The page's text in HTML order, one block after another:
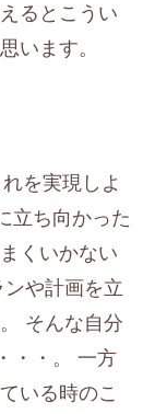
るとこうい
います。
を実現しよ
立ち向かった
くいかない
や計画を立
そんな自分
・・。 一方
いる時のこ